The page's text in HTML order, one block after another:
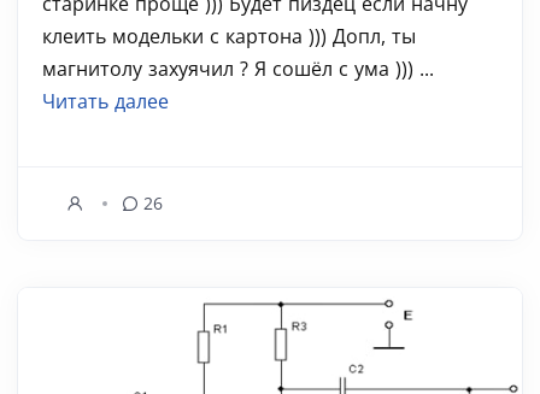
клеить модельки с картона ))) Допл, ты
магнитолу захуячил ? Я сошёл с ума ))) ...
Читать далее
26